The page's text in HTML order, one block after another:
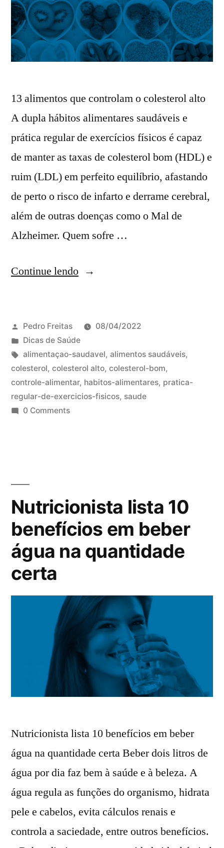
13 alimentos que controlam o colesterol alto​
A dupla hábitos alimentares saudáveis e
prática regular de exercícios físicos é capaz
de manter as taxas de colesterol bom (HDL) e
ruim (LDL) em perfeito equilíbrio, afastando
de perto o risco de infarto e derrame cerebral,
além de outras doenças como o Mal de
Alzheimer. Quem sofre …
Continue lendo
Pedro Freitas
08/04/2022
Dicas de Saúde
alimentaçao-saudavel, alimentos saudáveis,
colesterol, colesterol alto, colesterol-bom,
controle-alimentar, habitos-alimentares, pratica-
regular-de-exercicios-fisicos, saude
0 Comments
Nutricionista lista 10
benefícios em beber
água na quantidade
certa
Nutricionista lista 10 benefícios em beber
água na quantidade certa Beber dois litros de
água por dia faz bem à saúde e à beleza. A
água regula as funções do organismo, hidrata
pele e cabelos, evita cálculos renais e
controla a saciedade, entre outros benefícios.